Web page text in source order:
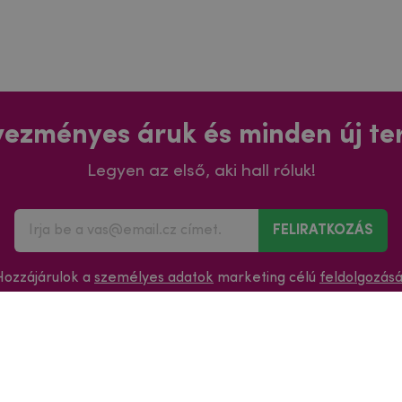
áruk és minden új
Legyen az első, aki hall róluk!
FELIRATKOZÁS
a személyes adatok marketing célú